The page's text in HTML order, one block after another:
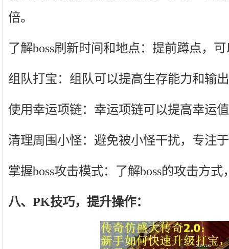
倍。
了解boss刷新时间和地点：提前蹲点，
组队打宝：组队可以提高生存能力和输
使用幸运项链：幸运项链可以提高幸运
清理周围小怪：避免被小怪干扰，专注于
掌握boss攻击模式：了解boss的攻击方
八、PK技巧，提升操作：